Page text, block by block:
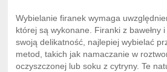
Wybielanie firanek wymaga
której są wykonane. Firanki z bawełny
swoją delikatność, najlepiej wybielać
metod, takich jak namaczanie w
oczyszczonej lub soku z cytryny. Te